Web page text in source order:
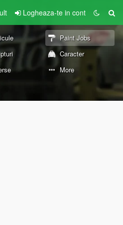
Logheaza-te in cont
Paint Jobs
Caracter
More